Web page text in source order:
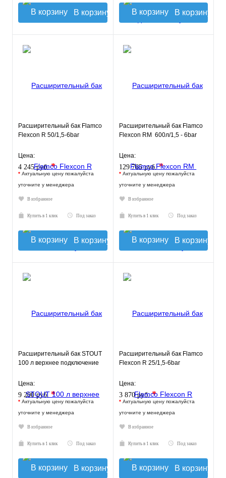
В корзину В корзину
Расширительный бак Flamco
Flexcon R 50/1,5-6bar
Цена:
4 245 руб.*
* Актуальную цену пожалуйста
уточните у менеджера
В избранное
Купить в 1 клик Под заказ
В корзину
Расширительный бак Flamco
Flexcon RM 600л/1,5 - 6bar
Цена:
129 765 руб.*
* Актуальную цену пожалуйста
уточните у менеджера
В избранное
Купить в 1 клик Под заказ
В корзину
Расширительный бак STOUT
100 л верхнее подключение
Цена:
9 200 руб. *
* Актуальную цену пожалуйста
уточните у менеджера
В избранное
Купить в 1 клик Под заказ
В корзину
Расширительный бак Flamco
Flexcon R 25/1,5-6bar
Цена:
3 870 руб.*
* Актуальную цену пожалуйста
уточните у менеджера
В избранное
Купить в 1 клик Под заказ
В корзину